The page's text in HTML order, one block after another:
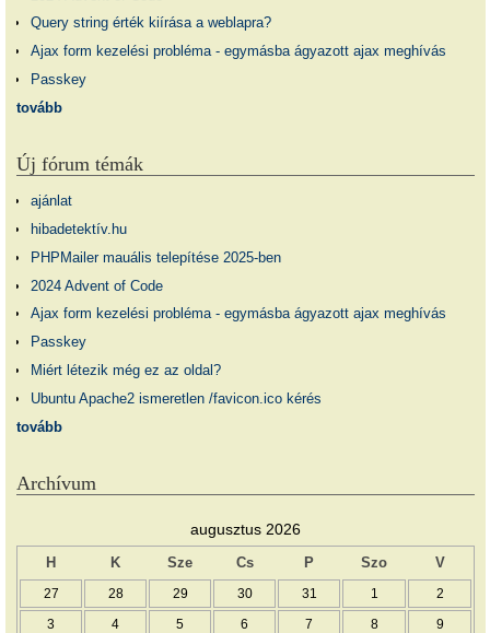
Query string érték kiírása a weblapra?
Ajax form kezelési probléma - egymásba ágyazott ajax meghívás
Passkey
tovább
Új fórum témák
ajánlat
hibadetektív.hu
PHPMailer mauális telepítése 2025-ben
2024 Advent of Code
Ajax form kezelési probléma - egymásba ágyazott ajax meghívás
Passkey
Miért létezik még ez az oldal?
Ubuntu Apache2 ismeretlen /favicon.ico kérés
tovább
Archívum
augusztus 2026
H K Sze Cs P Szo V
27 28 29 30 31 1 2
3 4 5 6 7 8 9